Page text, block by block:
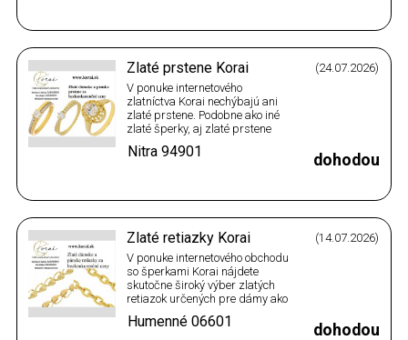
zirkónmi rôznych tvarov a
Zlaté prstene Korai
(24.07.2026)
V ponuke internetového
zlatníctva Korai nechýbajú ani
zlaté prstene. Podobne ako iné
zlaté šperky, aj zlaté prstene
ponúkame v rôznych farebných
prevedeniach a vzorov. Na výber
prstene vyrobené kombináciou
dohodou
Nitra 94901
Zlaté retiazky Korai
(14.07.2026)
V ponuke internetového obchodu
so šperkami Korai nájdete
skutočne široký výber zlatých
retiazok určených pre dámy ako
aj pre pánov. Zlaté retiazky
ponúkame vo viacerých dĺžkach
dohodou
Humenné 06601